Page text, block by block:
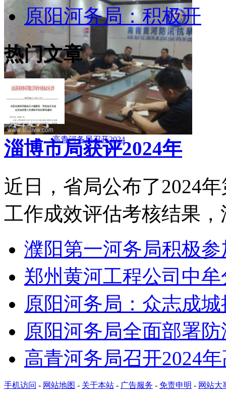
高青河务局召开2024
原阳河务局：积极开
热门文章
淄博市局获评2024年
近日，省局公布了2024
工作成效评估考核结果
濮阳第一河务局积极
郑州黄河工程公司中
原阳河务局：众志成
原阳河务局全面部署
高青河务局召开2024
手机访问 - 网站地图 - 关于本站 - 广告服务 - 免责申明 - 网站大